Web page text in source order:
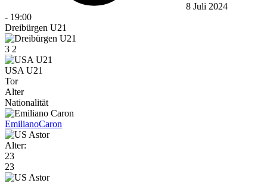
8 Juli 2024
- 19:00
Dreibürgen U21
3 2
USA U21
Tor
Alter
Nationalität
EmilianoCaron
Alter:
23
23